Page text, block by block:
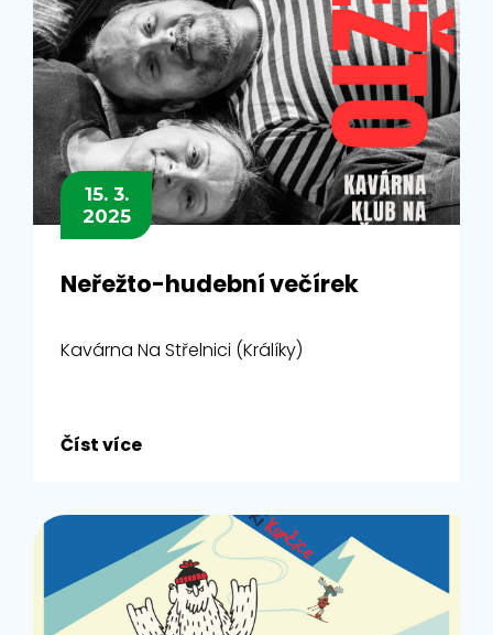
15. 3.
2025
Neřežto-hudební večírek
Kavárna Na Střelnici (Králíky)
Číst více